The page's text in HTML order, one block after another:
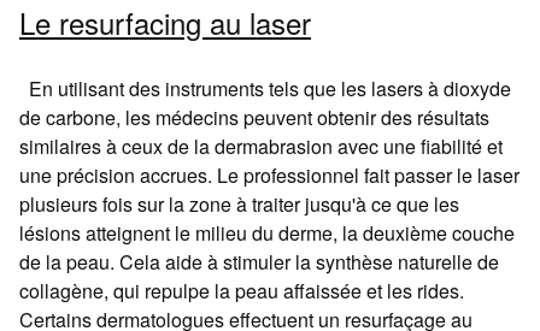
Le resurfacing au laser
En utilisant des instruments tels que les lasers à dioxyde
de carbone, les médecins peuvent obtenir des résultats
similaires à ceux de la dermabrasion avec une fiabilité et
une précision accrues. Le professionnel fait passer le laser
plusieurs fois sur la zone à traiter jusqu'à ce que les
lésions atteignent le milieu du derme, la deuxième couche
de la peau. Cela aide à stimuler la synthèse naturelle de
collagène, qui repulpe la peau affaissée et les rides.
Certains dermatologues effectuent un resurfaçage au